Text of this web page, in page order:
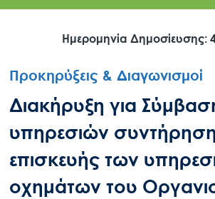
Ημερομηνία Δημοσίευσης:
Προκηρύξεις & Διαγωνισμοί
Διακήρυξη για
υπηρεσιών
επισκευής των
οχημάτων του